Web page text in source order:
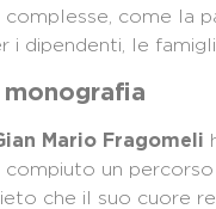
come la
i dipendenti, le
monografia
Mario Fragomeli
compiuto un
che il suo cuore